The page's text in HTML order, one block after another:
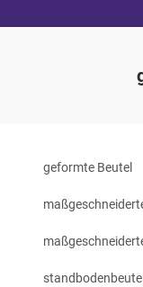
geformte Beutel